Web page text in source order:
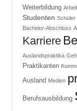
Weiterbildung
Studenten Schüler
Bachelor-Abschluss
Karriere
Auslandspraktika
Praktikanten
Ausland Medien
Berufsausbildung